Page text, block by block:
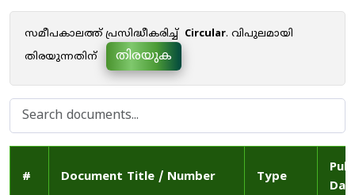
സമീപകാലത്ത് പ്രസിദ്ധീകരിച്ച് Circular. വിപുലമായി
തിരയുന്നതിന്
തിരയുക
# Document Title / Number Type